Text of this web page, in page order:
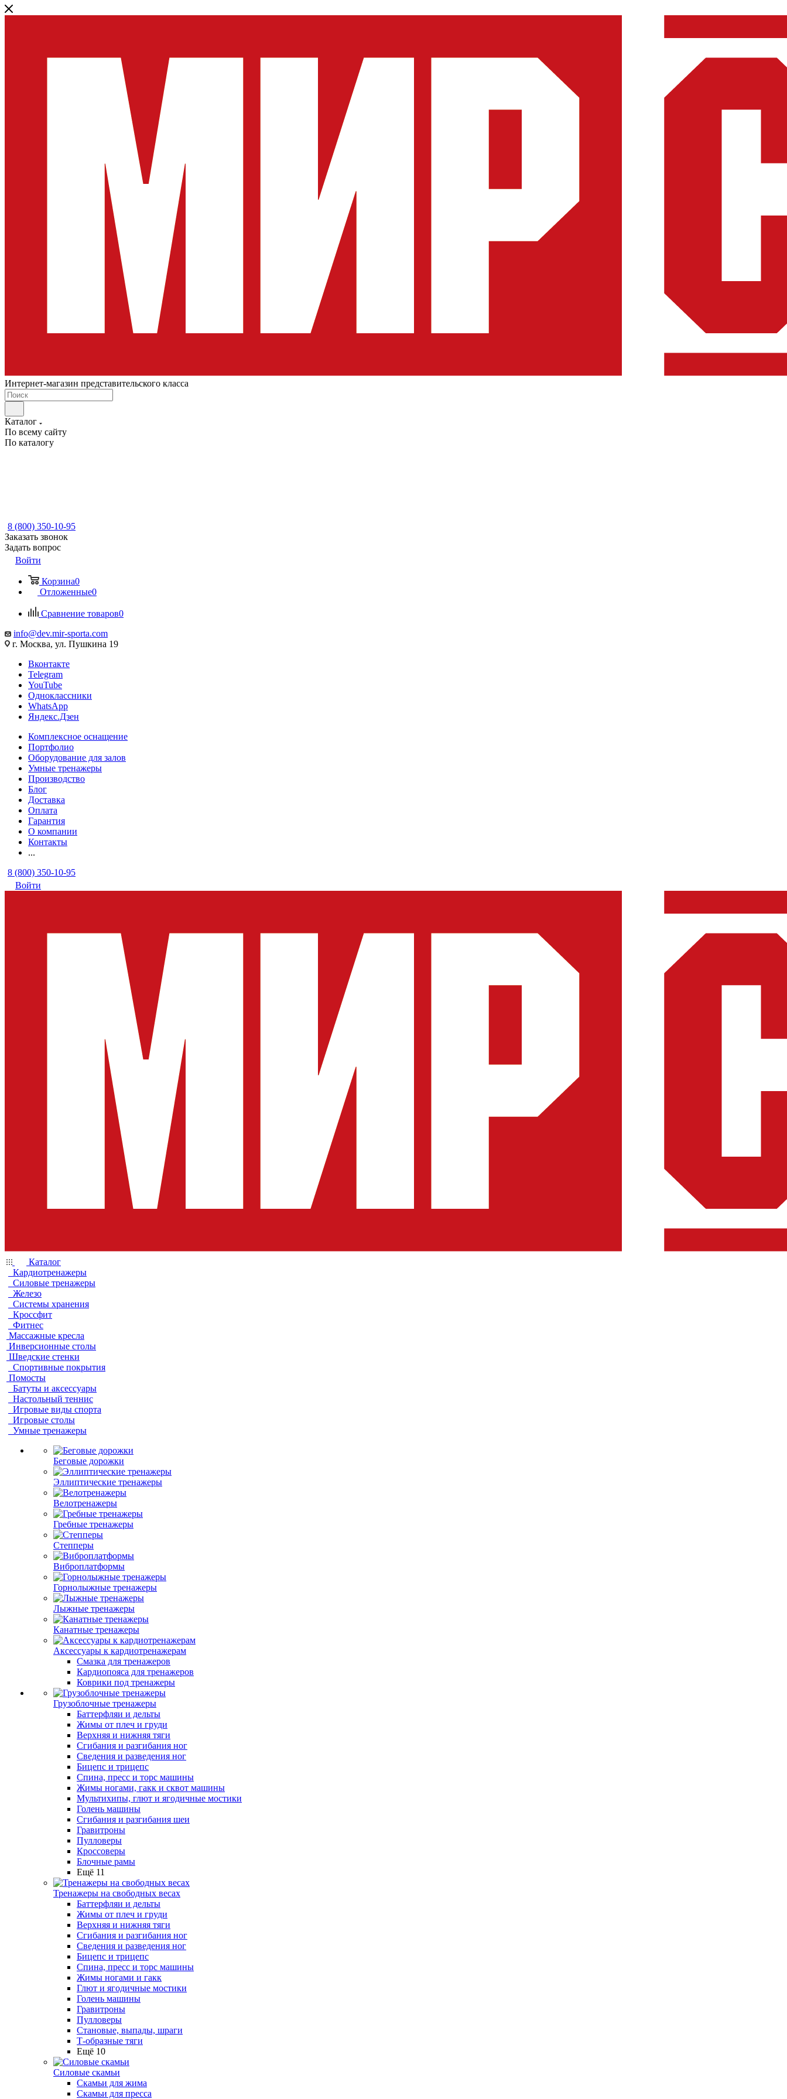
Интернет-магазин представительского класса
Каталог
По всему сайту
По каталогу
8 (800) 350-10-95
Заказать звонок
Задать вопрос
Войти
Корзина0
Отложенные0
Сравнение товаров0
info@dev.mir-sporta.com
г. Москва, ул. Пушкина 19
Вконтакте
Telegram
YouTube
Одноклассники
WhatsApp
Яндекс.Дзен
Комплексное оснащение
Портфолио
Оборудование для залов
Умные тренажеры
Производство
Блог
Доставка
Оплата
Гарантия
О компании
Контакты
...
8 (800) 350-10-95
Войти
Каталог
Кардиотренажеры
Силовые тренажеры
Железо
Системы хранения
Кроссфит
Фитнес
Массажные кресла
Инверсионные столы
Шведские стенки
Спортивные покрытия
Помосты
Батуты и аксессуары
Настольный теннис
Игровые виды спорта
Игровые столы
Умные тренажеры
Беговые дорожки
Эллиптические тренажеры
Велотренажеры
Гребные тренажеры
Степперы
Виброплатформы
Горнолыжные тренажеры
Лыжные тренажеры
Канатные тренажеры
Аксессуары к кардиотренажерам
Смазка для тренажеров
Кардиопояса для тренажеров
Коврики под тренажеры
Грузоблочные тренажеры
Баттерфляи и дельты
Жимы от плеч и груди
Верхняя и нижняя тяги
Сгибания и разгибания ног
Сведения и разведения ног
Бицепс и трицепс
Спина, пресс и торс машины
Жимы ногами, гакк и сквот машины
Мультихипы, глют и ягодичные мостики
Голень машины
Сгибания и разгибания шеи
Гравитроны
Пулловеры
Кроссоверы
Блочные рамы
Ещё 11
Тренажеры на свободных весах
Баттерфляи и дельты
Жимы от плеч и груди
Верхняя и нижняя тяги
Сгибания и разгибания ног
Сведения и разведения ног
Бицепс и трицепс
Спина, пресс и торс машины
Жимы ногами и гакк
Глют и ягодичные мостики
Голень машины
Гравитроны
Пулловеры
Становые, выпады, шраги
Т-образные тяги
Ещё 10
Силовые скамьи
Скамьи для жима
Скамьи для пресса